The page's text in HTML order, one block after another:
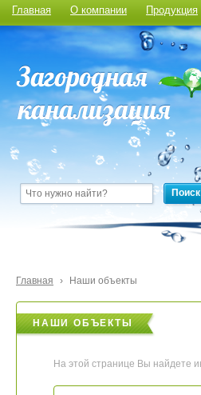
Главная О компании Продукция
Поиск
Главная › Наши объекты
НАШИ ОБЪЕКТЫ
На этой странице Вы найдете